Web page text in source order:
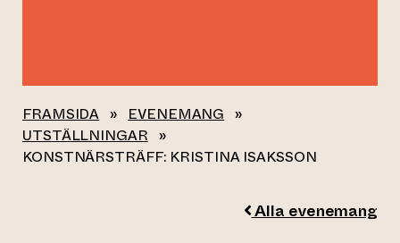
FRAMSIDA » EVENEMANG »
UTSTÄLLNINGAR »
KONSTNÄRSTRÄFF: KRISTINA ISAKSSON
Alla evenemang